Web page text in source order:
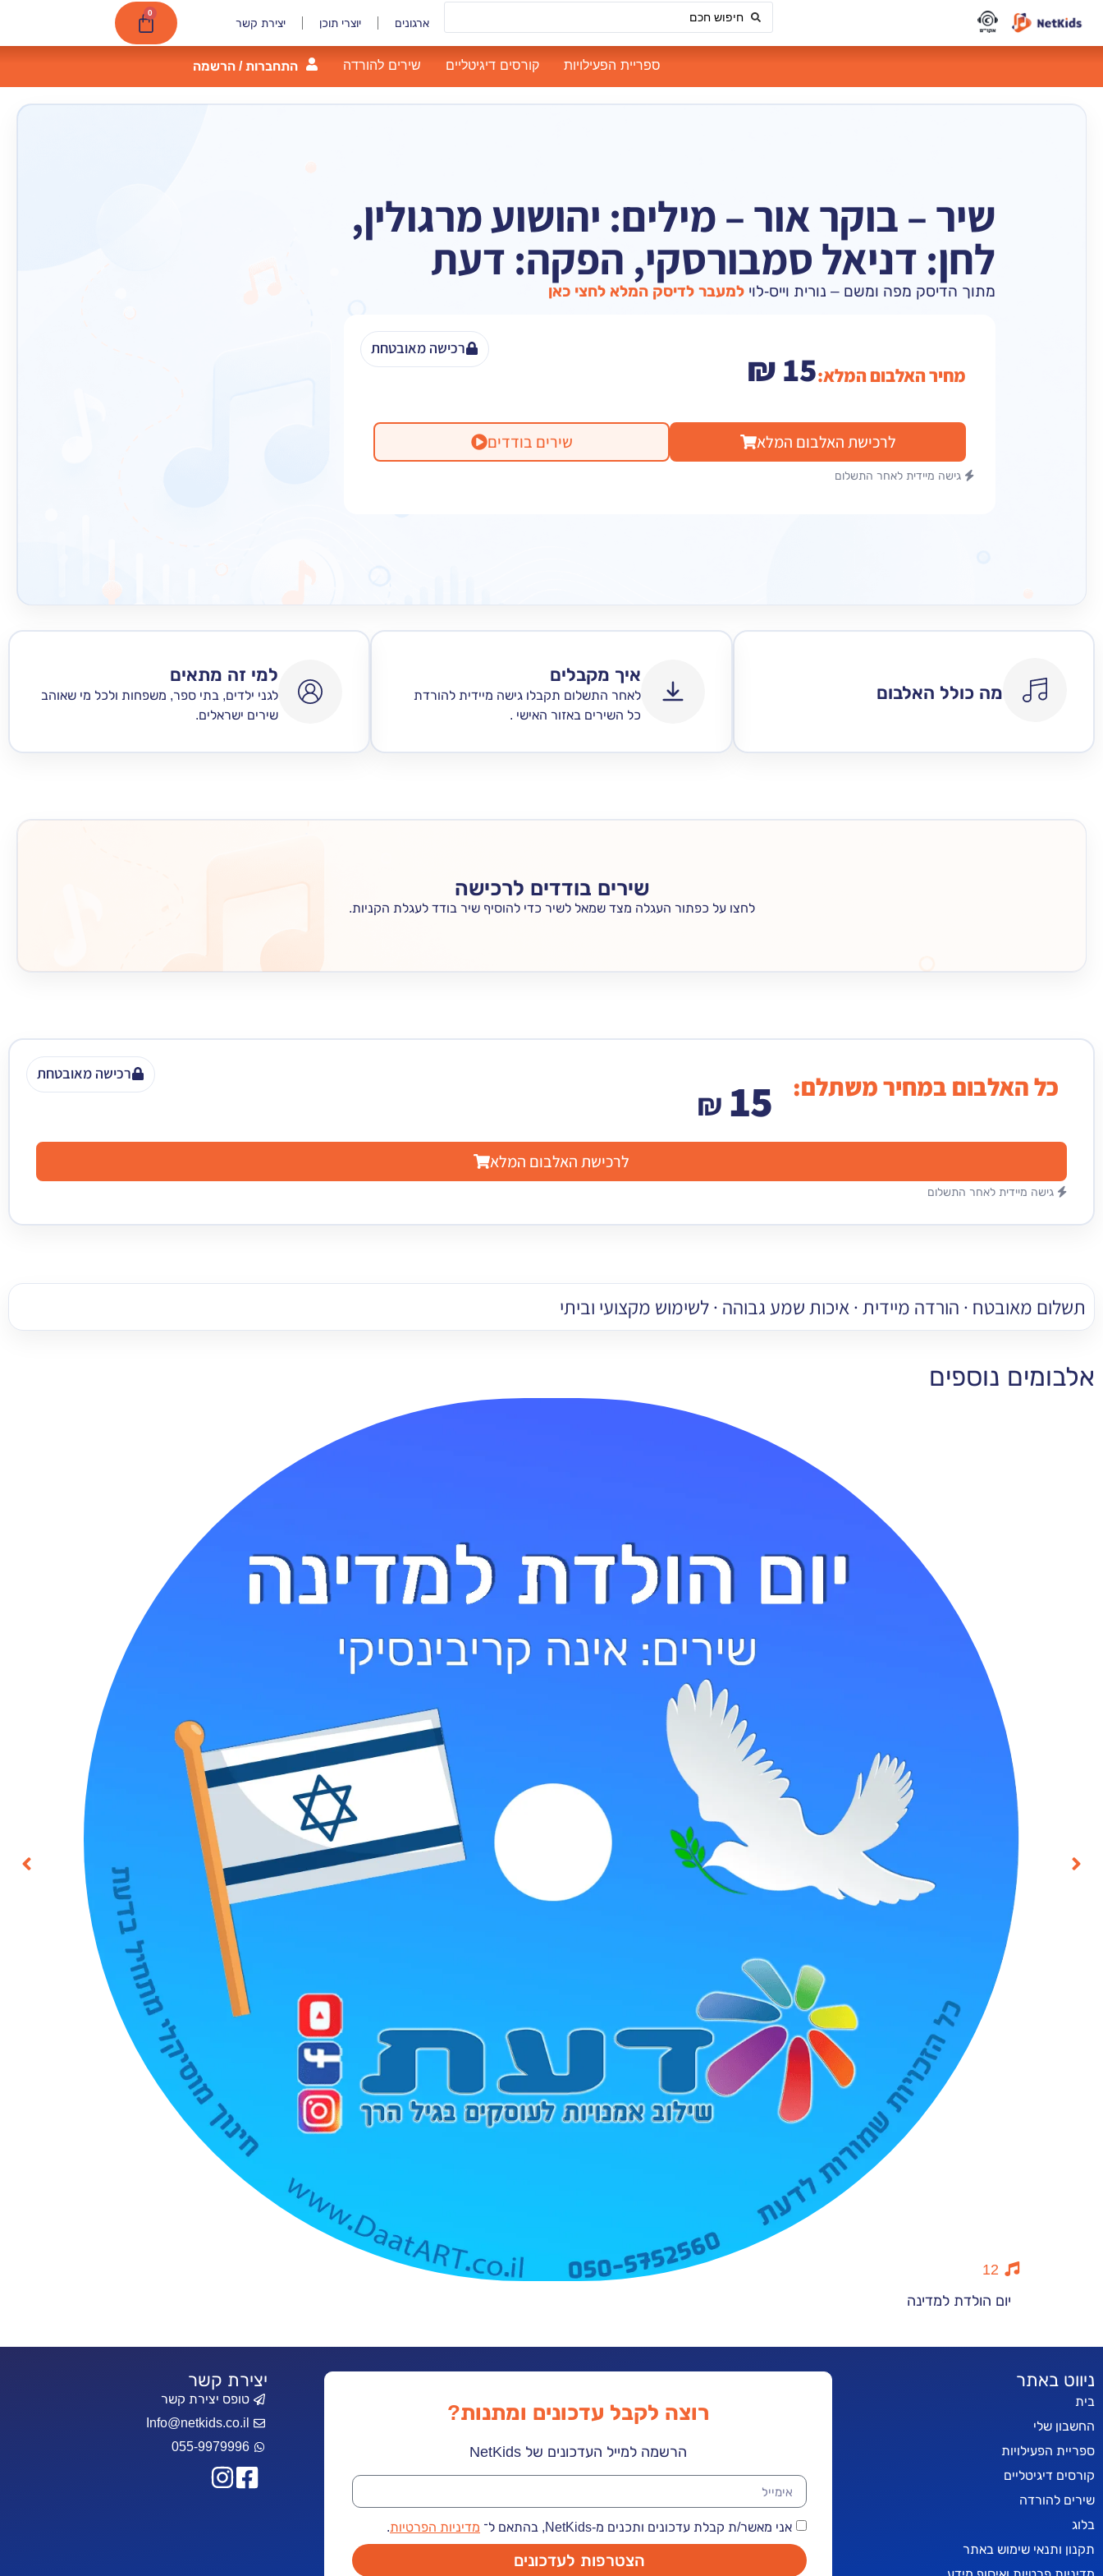
ארגונים יוצרי תוכן יצירת קשר
0
ספריית הפעילויות קורסים דיגיטליים שירים להורדה התחברות / הרשמה
שיר – בוקר אור – מילים: יהושוע מרגולין,
לחן: דניאל סמבורסקי, הפקה: דעת
מתוך הדיסק מפה ומשם – נורית וייס-לוי למעבר לדיסק המלא לחצי כאן
מחיר האלבום המלא: ₪15
לרכישת האלבום המלא שירים בודדים
גישה מיידית לאחר התשלום
רכישה מאובטחת
מה כולל האלבום
איך מקבלים
לאחר התשלום תקבלו גישה מיידית להורדת
כל השירים באזור האישי .
למי זה מתאים
לגני ילדים, בתי ספר, משפחות ולכל מי שאוהב
שירים ישראלים.
שירים בודדים לרכישה
לחצו על כפתור העגלה מצד שמאל לשיר כדי להוסיף שיר בודד לעגלת הקניות.
רכישה מאובטחת כל האלבום במחיר משתלם: ₪ 15
לרכישת האלבום המלא
גישה מיידית לאחר התשלום
תשלום מאובטח · הורדה מיידית · איכות שמע גבוהה · לשימוש מקצועי וביתי
אלבומים נוספים
יום הולדת למדינה
ניווט באתר
בית
החשבון שלי
ספריית הפעילויות
קורסים דיגיטליים
שירים להורדה
בלוג
תקנון ותנאי שימוש באתר
רוצה לקבל עדכונים ומתנות?
הרשמה למייל העדכונים של NetKids
אני מאשר/ת קבלת עדכונים ותכנים מ-NetKids, בהתאם ל־ מדיניות הפרטיות.
הצטרפות לעדכונים
יצירת קשר
טופס יצירת קשר
Info@netkids.co.il
055-9979996